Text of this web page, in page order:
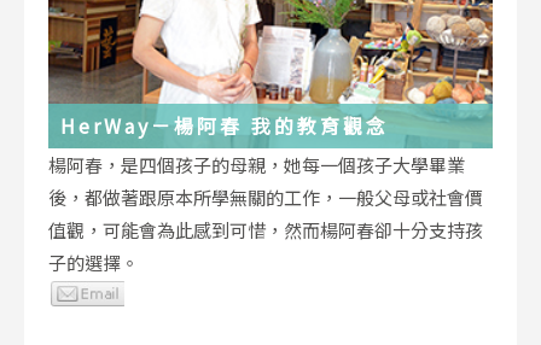
HerWay－楊阿春 我的教育觀念
楊阿春，是四個孩子的母親，她每一個孩子大學畢業
後，都做著跟原本所學無關的工作，一般父母或社會價
值觀，可能會為此感到可惜，然而楊阿春卻十分支持孩
子的選擇。